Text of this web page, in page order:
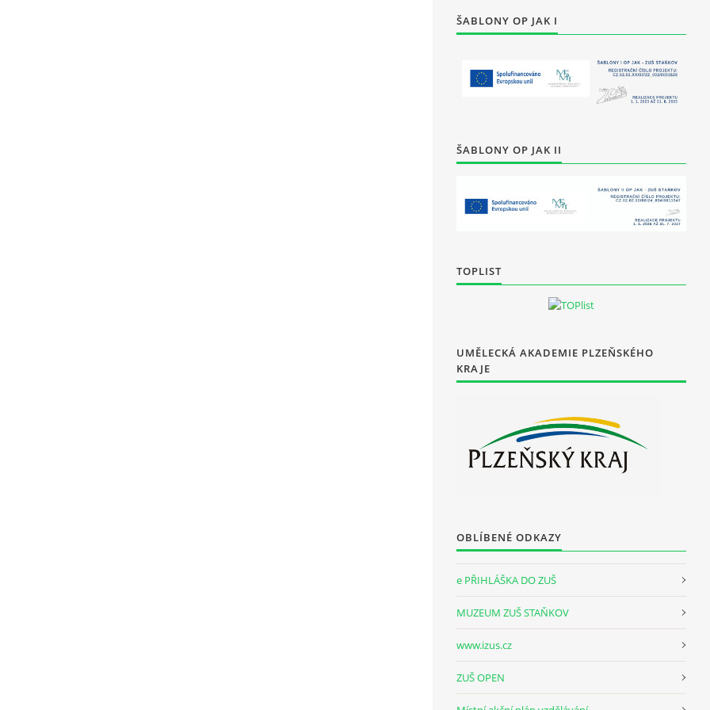
ŠABLONY OP JAK I
ŠABLONY OP JAK II
TOPLIST
UMĚLECKÁ AKADEMIE PLZEŇSKÉHO
KRAJE
OBLÍBENÉ ODKAZY
e PŘIHLÁŠKA DO ZUŠ
MUZEUM ZUŠ STAŇKOV
www.izus.cz
ZUŠ OPEN